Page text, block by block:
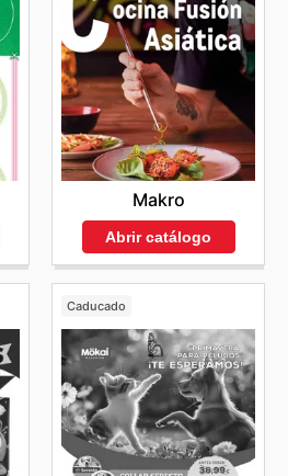
Makro
Abrir catálogo
Caducado